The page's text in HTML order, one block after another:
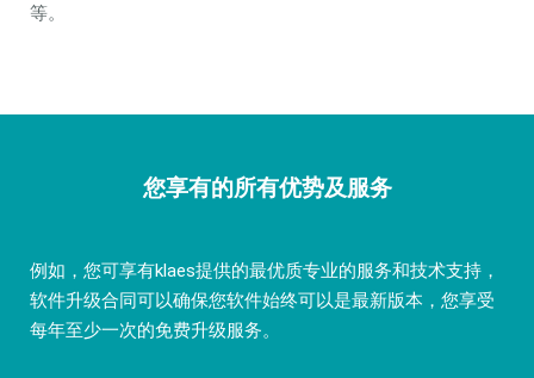
等。
您享有的所有优势及服务
例如，您可享有klaes提供的最优质专业的服务和技术支持，
软件升级合同可以确保您软件始终可以是最新版本，您享受
每年至少一次的免费升级服务。